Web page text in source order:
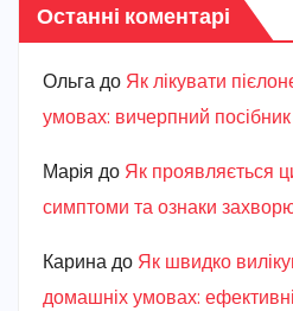
Останні коментарі
Ольга до Як лікувати
умовах: вичерпний посібник
Марiя до Як проявляється
симптоми та ознаки
Карина до Як швидко
домашніх умовах: